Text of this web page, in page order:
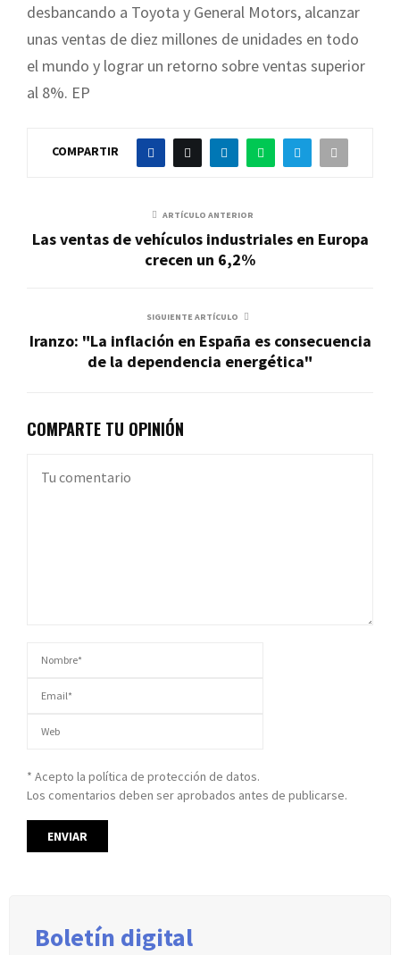
desbancando a Toyota y General Motors, alcanzar
unas ventas de diez millones de unidades en todo
el mundo y lograr un retorno sobre ventas superior
al 8%. EP
COMPARTIR
ARTÍCULO ANTERIOR
Las ventas de vehículos industriales en Europa
crecen un 6,2%
SIGUIENTE ARTÍCULO
Iranzo: "La inflación en España es consecuencia
de la dependencia energética"
COMPARTE TU OPINIÓN
* Acepto la política de protección de datos.
Los comentarios deben ser aprobados antes de publicarse.
Boletín digital